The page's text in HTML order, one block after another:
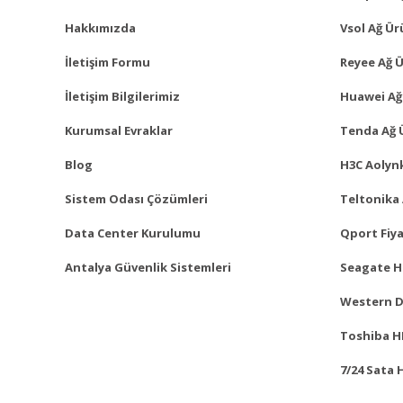
Hakkımızda
İletişim Formu
İletişim Bilgilerimiz
Kurumsal Evraklar
Blog
Sistem Odası Çözümleri
Data Center Kurulumu
Antalya Güvenlik Sistemleri
Vsol Ağ
Reyee Ağ
Huawei
Tenda Ağ
H3C
Teltonika
Qport
Seagate
Western
Toshiba
7/24 Sata